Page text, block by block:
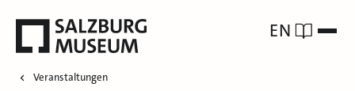
EN
Veranstaltungen